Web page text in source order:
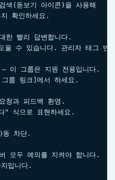
(돋보기 아이콘)을 사용해
확인하세요.
한 빨리 답변합니다.
울 수 있습니다. 관리자 태그 반
이 그룹은 지원 전용입니다.
룹 링크]에서 하세요.
청과 피드백 환영.
" 식으로 표현하세요.
차단.
모두 예의를 지켜야 합니다.
입니다.